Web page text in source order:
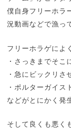
僕自身フリーホラ
況動画などで漁っ
フリーホラゲによ
・さっきまでそこ
・急にビックリさ
・ポルターガイス
などがとにかく発
そして良くも悪く